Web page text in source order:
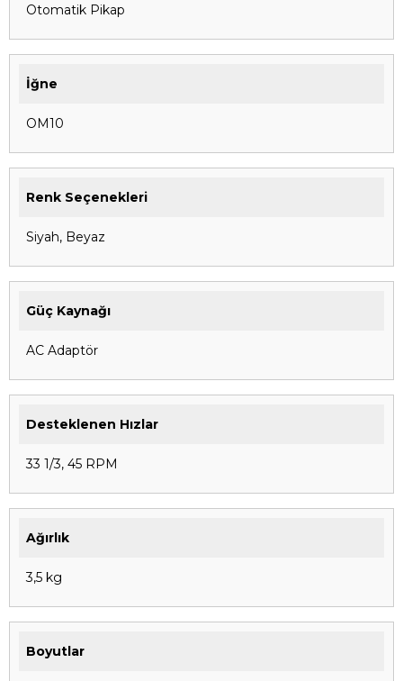
Otomatik Pikap
İğne
OM10
Renk Seçenekleri
Siyah, Beyaz
Güç Kaynağı
AC Adaptör
Desteklenen Hızlar
33 1/3, 45 RPM
Ağırlık
3,5 kg
Boyutlar